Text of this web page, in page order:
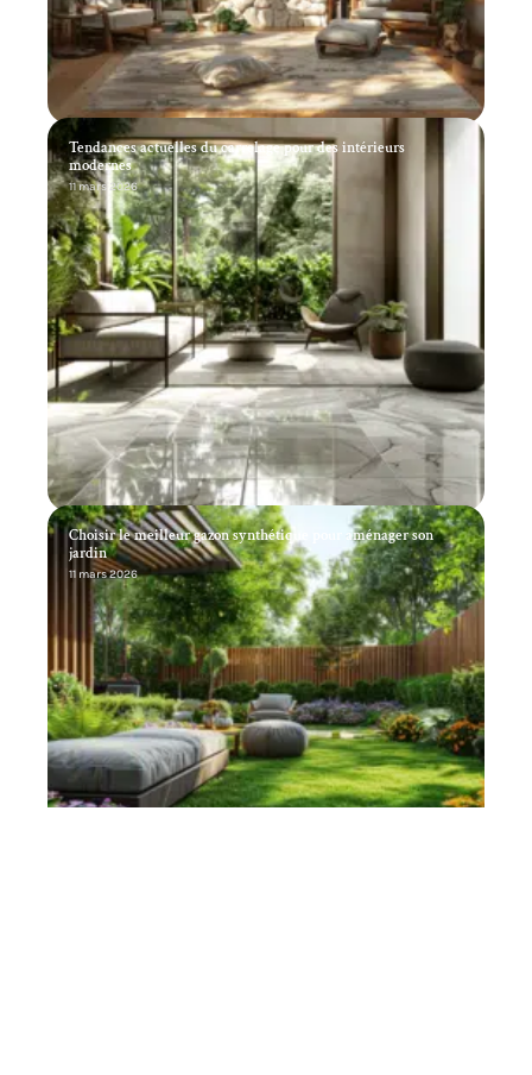
Tendances actuelles du carrelage pour des intérieurs
modernes
11 mars 2026
Choisir le meilleur gazon synthétique pour aménager son
jardin
11 mars 2026